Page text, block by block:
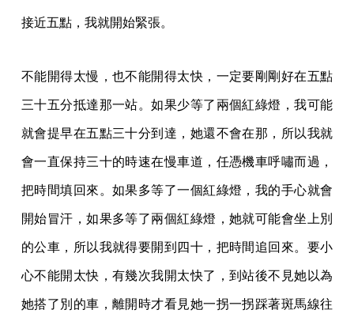
接近五點，我就開始緊張。
不能開得太慢，也不能開得太快，一定要剛剛好在五點
三十五分抵達那一站。如果少等了兩個紅綠燈，我可能
就會提早在五點三十分到達，她還不會在那，所以我就
會一直保持三十的時速在慢車道，任憑機車呼嘯而過，
把時間填回來。如果多等了一個紅綠燈，我的手心就會
開始冒汗，如果多等了兩個紅綠燈，她就可能會坐上別
的公車，所以我就得要開到四十，把時間追回來。要小
心不能開太快，有幾次我開太快了，到站後不見她以為
她搭了別的車，離開時才看見她一拐一拐踩著斑馬線往